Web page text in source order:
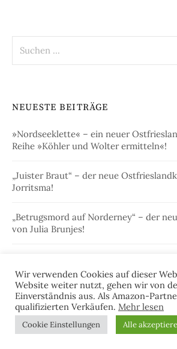
nach:
NEUESTE BEITRÄGE
»Nordseeklette« – ein neuer
Reihe »Köhler und Wolter ermitteln«!
„Juister Braut“ – der neue
Jorritsma!
„Betrugsmord auf Norderney“ – der
von Julia Brunjes!
Ostfrieslandkrimi von Julia Brunjes
„Der Tote in der Schleuse“ – Alfred
Ostfrieslandkrimi!
Wir verwenden Cookies auf dieser
Website weiter nutzt, gehen wir von
Einverständnis aus. Als Amazon-
qualifizierten Verkäufen. Mehr lesen
Cookie Einstellungen Alle